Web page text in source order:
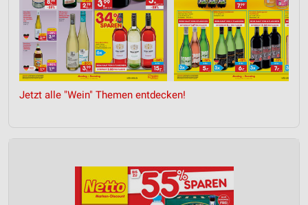
Jetzt alle "Wein" Themen entdecken!